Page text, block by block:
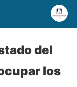
del
los